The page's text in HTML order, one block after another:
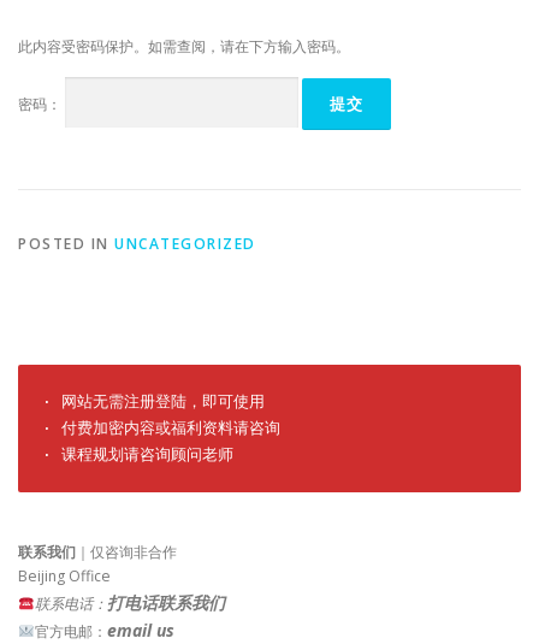
此内容受密码保护。如需查阅，请在下方输入密码。
密码：
POSTED IN UNCATEGORIZED
· 网站无需注册登陆，即可使用
· 付费加密内容或福利资料请咨询
· 课程规划请咨询顾问老师
联系我们 ｜仅咨询非合作
Beijing Office
联系电话： 打电话联系我们
官方电邮： email us